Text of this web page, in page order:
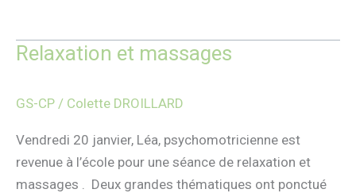
Relaxation et massages
GS-CP / Colette DROILLARD
Vendredi 20 janvier, Léa, psychomotricienne est
revenue à l’école pour une séance de relaxation et
massages . Deux grandes thématiques ont ponctué
Relaxation
massages